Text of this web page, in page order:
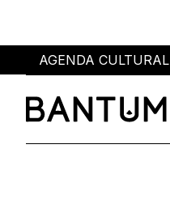
AGENDA CULTURAL